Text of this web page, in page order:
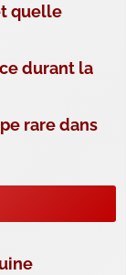
quelle
durant la
rare dans